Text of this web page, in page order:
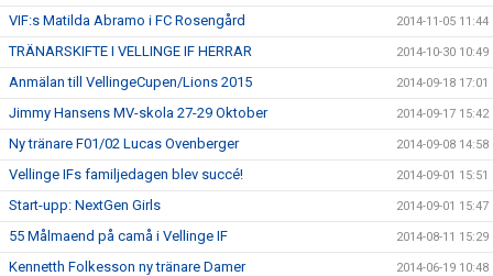
VIF:s Matilda Abramo i FC Rosengård 2014-11-05 11:44
TRÄNARSKIFTE I VELLINGE IF HERRAR 2014-10-30 10:49
Anmälan till VellingeCupen/Lions 2015 2014-09-18 17:01
Jimmy Hansens MV-skola 27-29 Oktober 2014-09-17 15:42
Ny tränare F01/02 Lucas Ovenberger 2014-09-08 14:58
Vellinge IFs familjedagen blev succé! 2014-09-01 15:51
Start-upp: NextGen Girls 2014-09-01 15:47
55 Målmaend på camå i Vellinge IF 2014-08-11 15:29
Kennetth Folkesson ny tränare Damer 2014-06-19 10:48